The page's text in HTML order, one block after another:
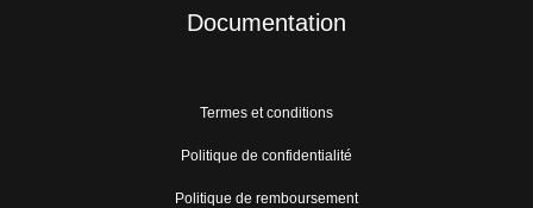
Documentation
Termes et conditions
Politique de confidentialité
Politique de remboursement